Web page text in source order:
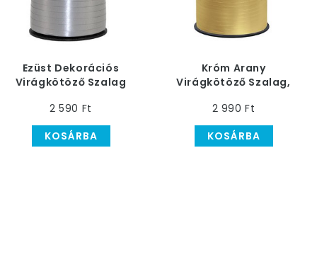
Ezüst Dekorációs
Virágkötöző Szalag
2 590 Ft
KOSÁRBA
Króm Arany
Virágkötöző Szalag,
2 990 Ft
KOSÁRBA